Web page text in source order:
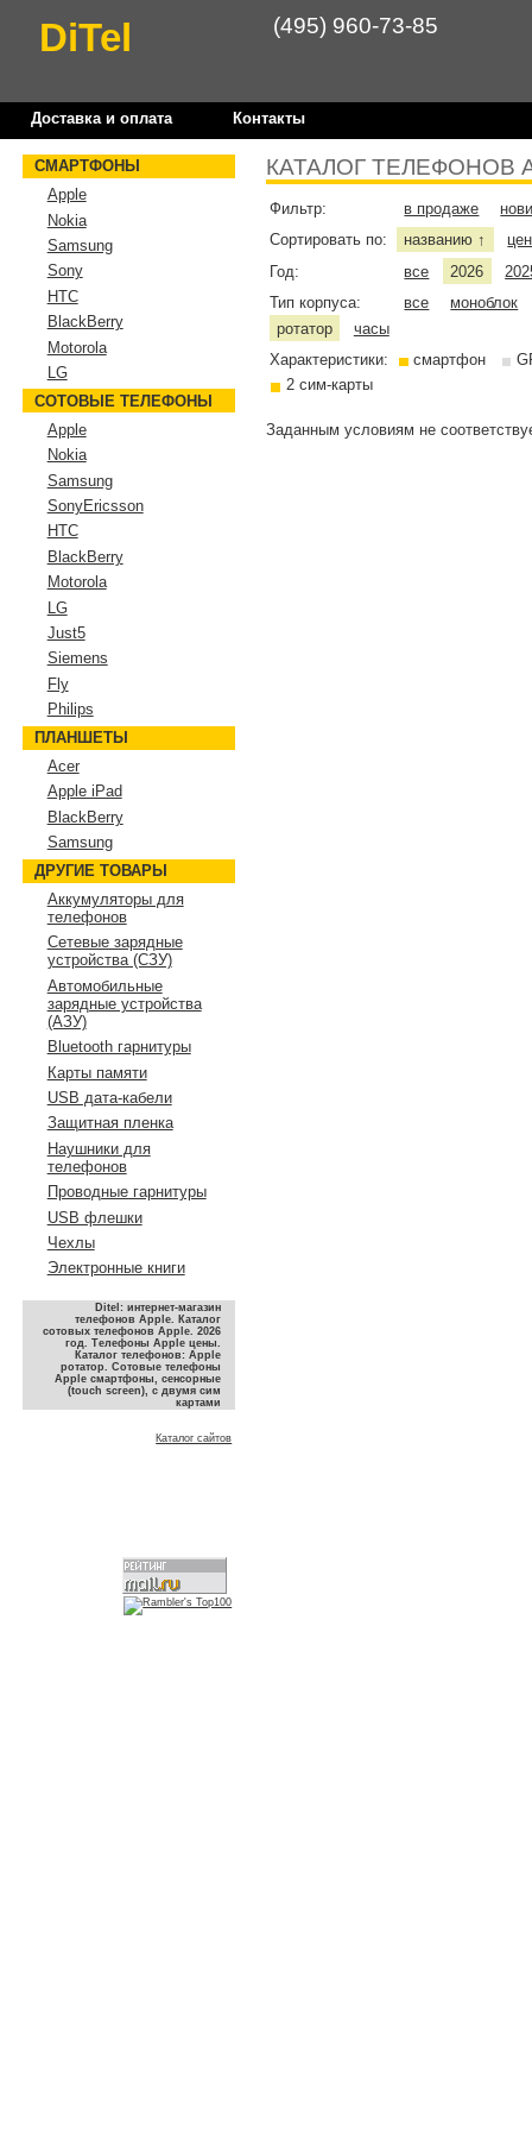
DiTel (495) 960-73-85
Доставка и оплата Контакты
КАТАЛОГ ТЕЛЕФОНОВ
Фильтр: в продаже
Сортировать по:
названию ↑
Год:
все 2026
Тип корпуса:
все
моноблок
ротатор
часы
Характеристики:
смартфон
2 сим-карты
Заданным условиям не
СМАРТФОНЫ
Apple
Nokia
Samsung
Sony
HTC
BlackBerry
Motorola
LG
СОТОВЫЕ ТЕЛЕФОНЫ
Apple
Nokia
Samsung
SonyEricsson
HTC
BlackBerry
Motorola
LG
Just5
Siemens
Fly
Philips
ПЛАНШЕТЫ
Acer
Apple iPad
BlackBerry
Samsung
ДРУГИЕ ТОВАРЫ
Аккумуляторы для
телефонов
Сетевые зарядные
устройства (СЗУ)
Автомобильные
зарядные устройства
(АЗУ)
Bluetooth гарнитуры
Карты памяти
USB дата-кабели
Защитная пленка
Наушники для
телефонов
Проводные гарнитуры
USB флешки
Чехлы
Электронные книги
Ditel: интернет-магазин
телефонов Apple. Каталог
сотовых телефонов Apple. 2026
год. Телефоны Apple цены.
Каталог телефонов: Apple
ротатор. Сотовые телефоны
Apple смартфоны, сенсорные
(touch screen), с двумя сим
картами
Каталог сайтов